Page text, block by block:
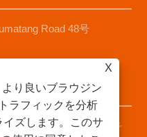
Road 48号
有限公司すべての権利予
X
り良いブラウジン
ラフィックを分析
ズします。このサ